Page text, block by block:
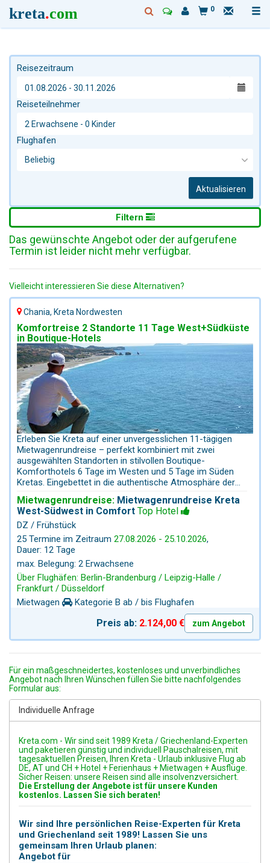
kreta.com 0
Reisezeitraum
Reiseteilnehmer
Flughafen
Aktualisieren
Filtern
Das gewünschte Angebot oder der aufgerufene
Termin ist leider nicht mehr verfügbar.
Vielleicht interessieren Sie diese Alternativen?
Chania, Kreta Nordwesten
Komfortreise 2 Standorte 11 Tage West+Südküste
in Boutique-Hotels
Erleben Sie Kreta auf einer unvergesslichen 11-tägigen
Mietwagenrundreise – perfekt kombiniert mit zwei
ausgewählten Standorten in stilvollen Boutique-
Komforthotels 6 Tage im Westen und 5 Tage im Süden
Kretas. Eingebettet in die authentische Atmosphäre der
strandnahen Rückzugsorten, die Ruhe, Komfort und
kretische Gastfreundschaft vereinen. Genießen Sie den
Tag mit einem köstlichen Frühstück und entdecken Sie
anschließend die Highlights der Region: die lebhaften
Städte Chania und Rethymnon, traumhafte
Naturschutzgebiete im Westen sowie die unberührte
Südküste mit ihren versteckten Badebuchten – ideal zum
Entspannen und Eintauchen in das echte Kreta mit 2
private Tagestouren mit unserem Private Local Guide.
Mietwagenrundreise: Mietwagenrundreise Kreta
West-Südwest in Comfort Top Hotel
DZ / Frühstück
25 Termine im Zeitraum 27.08.2026 - 25.10.2026,
Dauer: 12 Tage
max. Belegung: 2 Erwachsene
Über Flughäfen: Berlin-Brandenburg / Leipzig-Halle /
Frankfurt / Düsseldorf
Mietwagen
Kategorie B ab / bis Flughafen
Preis ab: 2.124,00 € zum Angebot
Für ein maßgeschneidertes, kostenloses und unverbindliches
Angebot nach Ihren Wünschen füllen Sie bitte nachfolgendes
Formular aus:
Individuelle Anfrage
Kreta.com - Wir sind seit 1989 Kreta / Griechenland-Experten
und paketieren günstig und individuell Pauschalreisen, mit
tagesaktuellen Preisen, Ihren Kreta - Urlaub inklusive Flug ab
DE, AT und CH + Hotel + Ferienhaus + Mietwagen + Ausflüge.
Sicher Reisen: unsere Reisen sind alle insolvenzversichert.
Die Erstellung der Angebote ist für unsere Kunden
kostenlos. Lassen Sie sich beraten!
Wir sind Ihre persönlichen Reise-Experten für Kreta
und Griechenland seit 1989! Lassen Sie uns
gemeinsam Ihren Urlaub planen:
Angebot für